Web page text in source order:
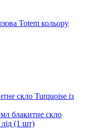
Totem кольору